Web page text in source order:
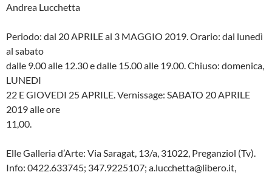
Andrea Lucchetta
Periodo: dal 20 APRILE al 3 MAGGIO 2019. Orario: dal lunedì
al sabato
dalle 9.00 alle 12.30 e dalle 15.00 alle 19.00. Chiuso: domenica,
LUNEDI
22 E GIOVEDI 25 APRILE. Vernissage: SABATO 20 APRILE
2019 alle ore
11,00.
Elle Galleria d’Arte: Via Saragat, 13/a, 31022, Preganziol (Tv).
Info: 0422.633745; 347.9225107; a.lucchetta@libero.it,